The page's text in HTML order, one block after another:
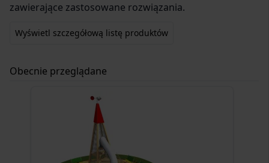
zawierające zastosowane rozwiązania.
Wyświetl szczegółową listę produktów
Obecnie przeglądane